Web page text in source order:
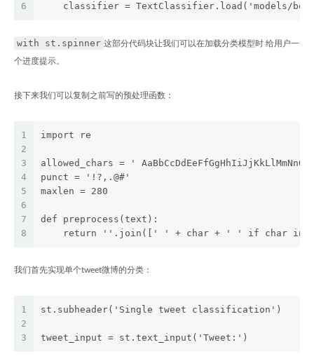
6
classifier = TextClassifier.load('models/
with st.spinner 这部分代码块让我们可以在加载分类模型时 给用户一
个进度提示。
接下来我们可以复制之前写的预处理函数：
1
2
3
4
5
6
7
8
import re
allowed_chars = '
punct = '!?,.@#'
maxlen = 280
def preprocess(text):
return ''.join([' ' + char + ' ' if char in
我们首先实现单个tweet微博的分类：
1
2
3
st.subheader('Single tweet classification')
tweet_input = st.text_input('Tweet:')